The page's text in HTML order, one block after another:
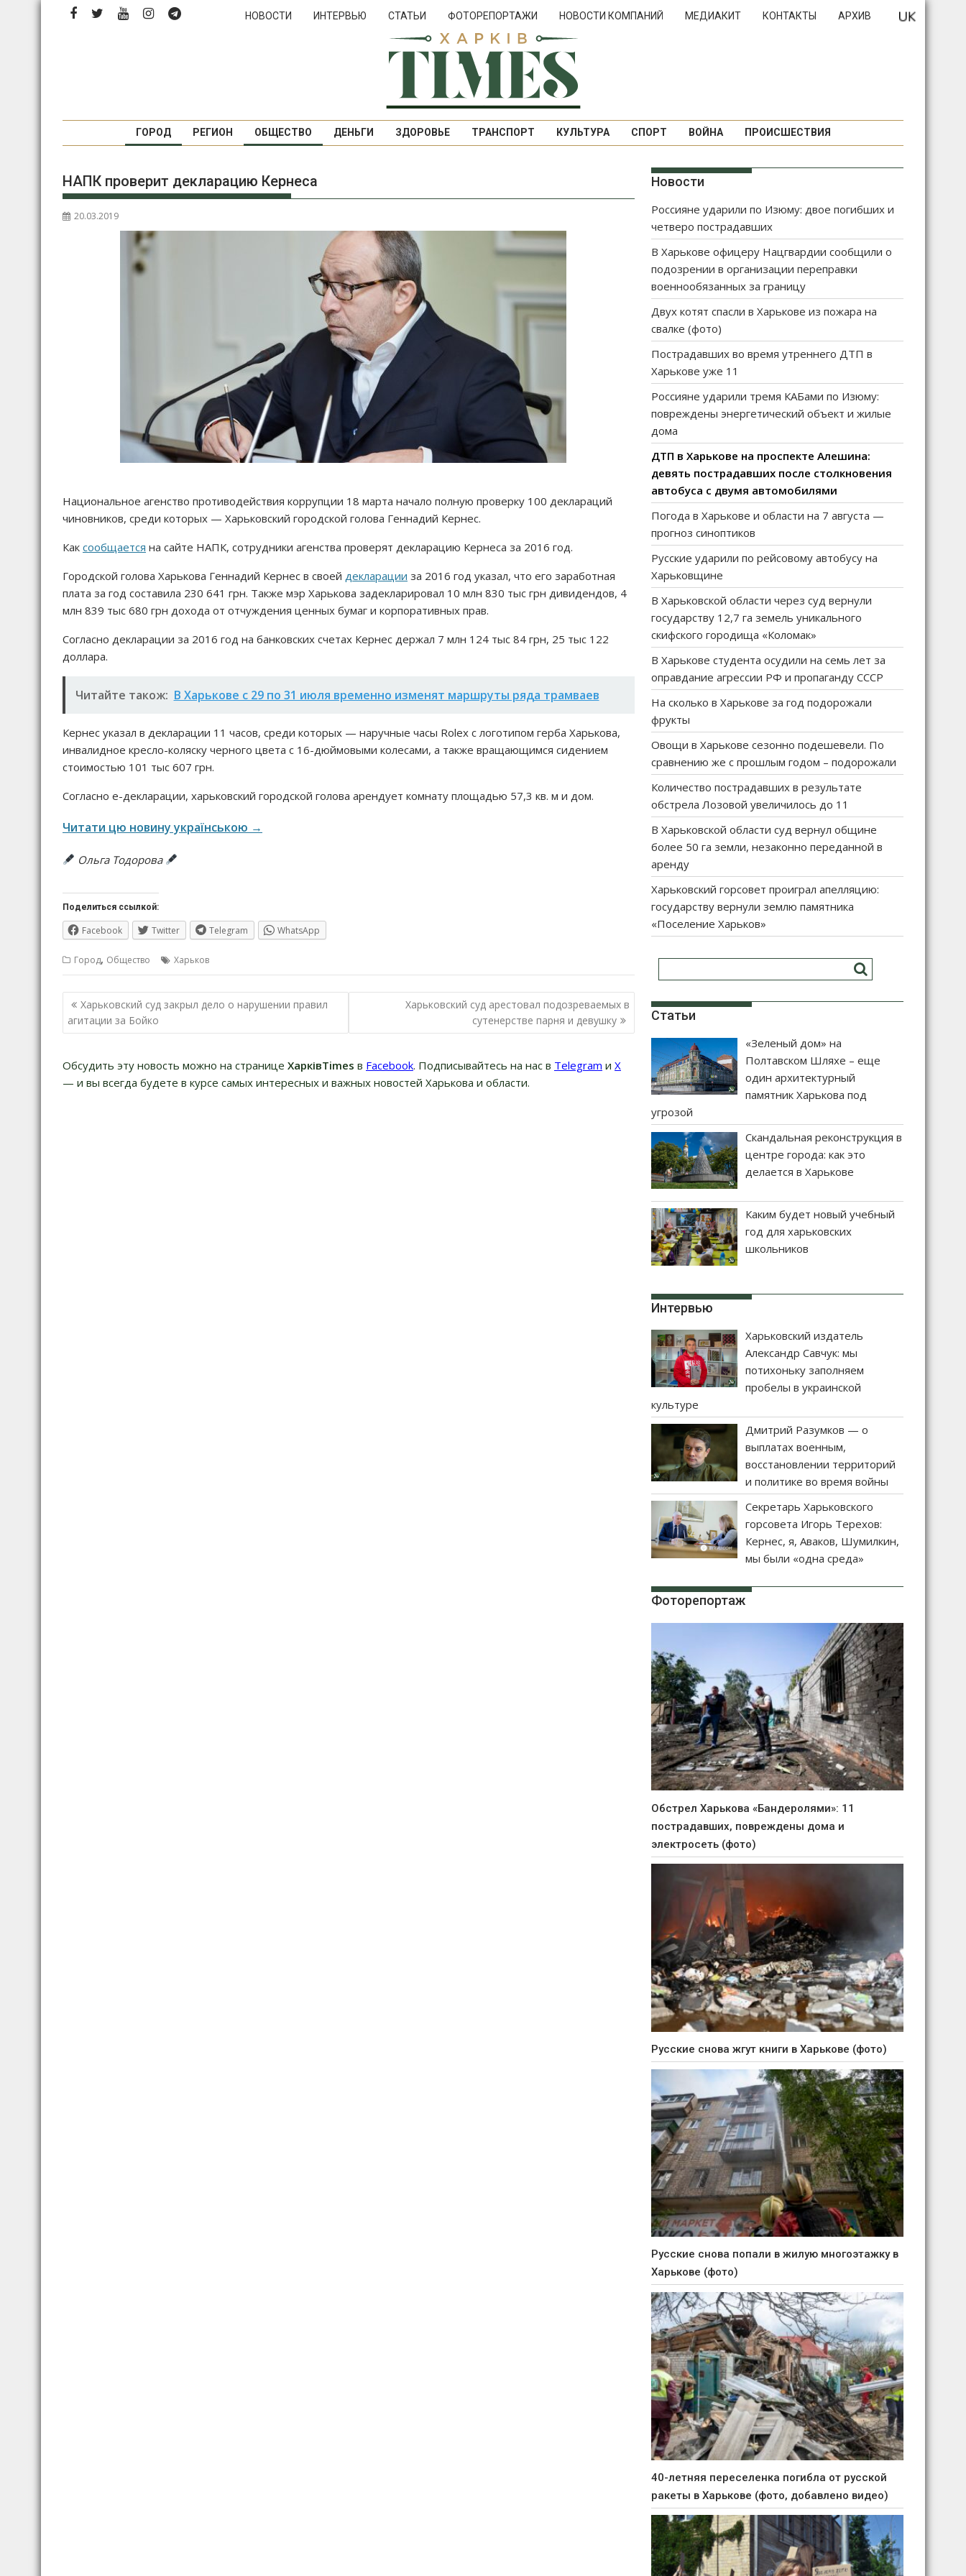
Перейти
НОВОСТИ ИНТЕРВЬЮ СТАТЬИ ФОТОРЕПОРТАЖИ НОВОСТИ КОМПАНИЙ МЕДИАКИТ КОНТАКТЫ АРХИВ
ГОРОД РЕГИОН ОБЩЕСТВО ДЕНЬГИ ЗДОРОВЬЕ ТРАНСПОРТ КУЛЬТУРА СПОРТ ВОЙНА ПРОИСШЕСТВИЯ
НАПК проверит декларацию Кернеса
20.03.2019
Национальное агенство противодействия коррупции 18 марта начало полную проверку 100 деклараций
чиновников, среди которых — Харьковский городской голова Геннадий Кернес.
Как сообщается на сайте НАПК, сотрудники агенства проверят декларацию Кернеса за 2016 год.
Городской голова Харькова Геннадий Кернес в своей декларации за 2016 год указал, что его заработная
плата за год составила 230 641 грн. Также мэр Харькова задекларировал 10 млн 830 тыс грн дивидендов, 4
млн 839 тыс 680 грн дохода от отчуждения ценных бумаг и корпоративных прав.
Согласно декларации за 2016 год на банковских счетах Кернес держал 7 млн 124 тыс 84 грн, 25 тыс 122
доллара.
Читайте також: В Харькове с 29 по 31 июля временно изменят маршруты ряда трамваев
Кернес указал в декларации 11 часов, среди которых — наручные часы Rolex с логотипом герба Харькова,
инвалидное кресло-коляску черного цвета с 16-дюймовыми колесами, а также вращающимся сидением
стоимостью 101 тыс 607 грн.
Согласно е-декларации, харьковский городской голова арендует комнату площадью 57,3 кв. м и дом.
Читати цю новину українською →
Ольга Тодорова
Поделиться ссылкой:
Facebook Twitter Telegram WhatsApp
Город, Общество Харьков
Навигация
по
записям
Харьковский суд закрыл дело о нарушении правил
агитации за Бойко
Харьковский суд арестовал подозреваемых в
сутенерстве парня и девушку
Обсудить эту новость можно на странице ХарківTimes в Facebook. Подписывайтесь на нас в Telegram и Х
— и вы всегда будете в курсе самых интересных и важных новостей Харькова и области.
Новости
Россияне ударили по Изюму: двое погибших и
четверо пострадавших
В Харькове офицеру Нацгвардии сообщили о
подозрении в организации переправки
военнообязанных за границу
Двух котят спасли в Харькове из пожара на
свалке (фото)
Пострадавших во время утреннего ДТП в
Харькове уже 11
Россияне ударили тремя КАБами по Изюму:
повреждены энергетический объект и жилые
дома
ДТП в Харькове на проспекте Алешина:
девять пострадавших после столкновения
автобуса с двумя автомобилями
Погода в Харькове и области на 7 августа —
прогноз синоптиков
Русские ударили по рейсовому автобусу на
Харьковщине
В Харьковской области через суд вернули
государству 12,7 га земель уникального
скифского городища «Коломак»
В Харькове студента осудили на семь лет за
оправдание агрессии РФ и пропаганду СССР
На сколько в Харькове за год подорожали
фрукты
Овощи в Харькове сезонно подешевели. По
сравнению же с прошлым годом – подорожали
Количество пострадавших в результате
обстрела Лозовой увеличилось до 11
В Харьковской области суд вернул общине
более 50 га земли, незаконно переданной в
аренду
Харьковский горсовет проиграл апелляцию:
государству вернули землю памятника
«Поселение Харьков»
Статьи
«Зеленый дом» на
Полтавском Шляхе – еще
один архитектурный
памятник Харькова под
угрозой
Скандальная реконструкция в
центре города: как это
делается в Харькове
Каким будет новый учебный
год для харьковских
школьников
Интервью
Харьковский издатель
Александр Савчук: мы
потихоньку заполняем
пробелы в украинской
культуре
Дмитрий Разумков — о
выплатах военным,
восстановлении территорий
и политике во время войны
Секретарь Харьковского
горсовета Игорь Терехов:
Кернес, я, Аваков, Шумилкин,
мы были «одна среда»
Фоторепортаж
Обстрел Харькова «Бандеролями»: 11
пострадавших, повреждены дома и
электросеть (фото)
Русские снова жгут книги в Харькове (фото)
Русские снова попали в жилую многоэтажку в
Харькове (фото)
40-летняя переселенка погибла от русской
ракеты в Харькове (фото, добавлено видео)